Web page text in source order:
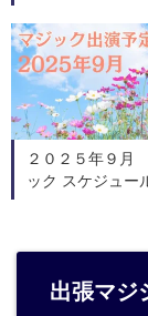
２０２５年９月
ック スケジュー
出張マジ